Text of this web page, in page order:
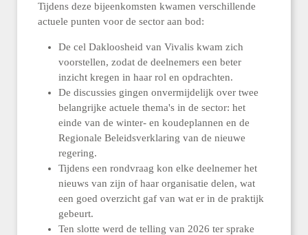
Tijdens deze bijeenkomsten kwamen verschillende
actuele punten voor de sector aan bod:
De cel Dakloosheid van Vivalis kwam zich
voorstellen, zodat de deelnemers een beter
inzicht kregen in haar rol en opdrachten.
De discussies gingen onvermijdelijk over twee
belangrijke actuele thema's in de sector: het
einde van de winter- en koudeplannen en de
Regionale Beleidsverklaring van de nieuwe
regering.
Tijdens een rondvraag kon elke deelnemer het
nieuws van zijn of haar organisatie delen, wat
een goed overzicht gaf van wat er in de praktijk
gebeurt.
Ten slotte werd de telling van 2026 ter sprake